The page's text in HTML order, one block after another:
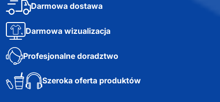
Darmowa dostawa
Darmowa wizualizacja
Profesjonalne doradztwo
Szeroka oferta produktów